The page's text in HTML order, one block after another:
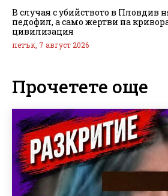
В случая с убийството в Пловдив
педофил, а само жертви на
цивилизация
петък, 7 август 2026
Прочетете още